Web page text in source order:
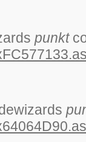
punkt